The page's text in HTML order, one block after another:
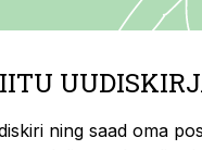
ning saad oma